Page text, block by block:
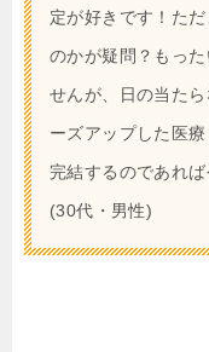
定が好きです！た
のかが疑問？もっ
せんが、日の当た
ーズアップした医
完結するのであれば
(30代・男性)